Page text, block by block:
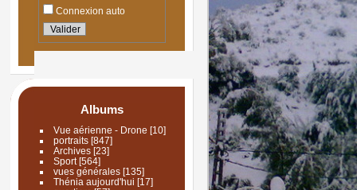
Connexion auto
Albums
Vue aérienne - Drone [10]
portraits[847]
Archives [23]
Sport[564]
vues générales[135]
Thénia aujourd'hui [17]